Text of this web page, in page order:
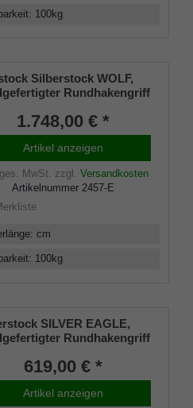
: 100kg
Silberstock WOLF,
Rundhakengriff
mit einem fein
Wolfskopf,
auf einen Stock aus
Makassar Ebenholz,
Schlankpuffer.
1.748,00 € *
Artikel anzeigen
MwSt. zzgl. Versandkosten
Artikelnummer 2457-E
: cm
: 100kg
SILVER EAGLE,
Rundhakengriff
Ebenholz,
619,00 € *
Artikel anzeigen